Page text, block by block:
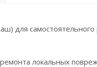
для
локальных